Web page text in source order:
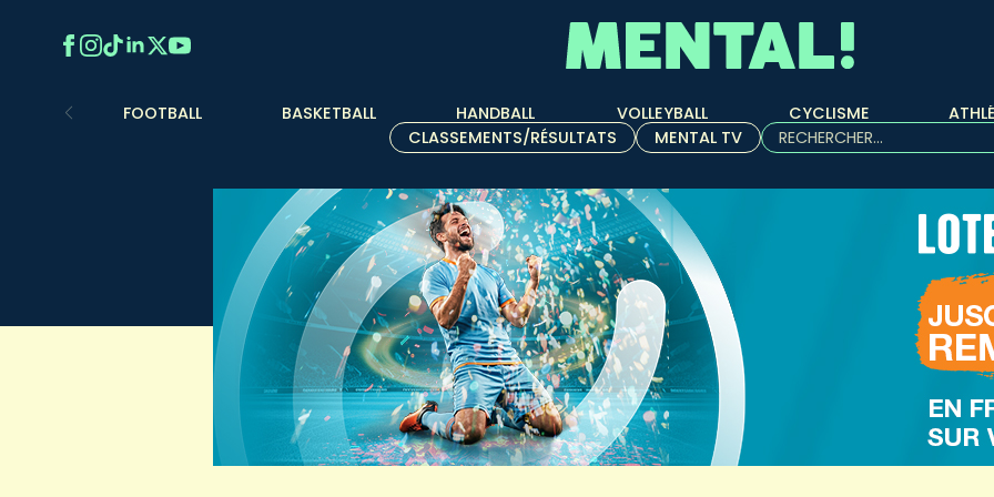
FOOTBALL BASKETBALL HANDBALL VOLLEYBALL CYCLISME
CLASSEMENTS/RÉSULTATS
MENTAL TV
Rechercher :